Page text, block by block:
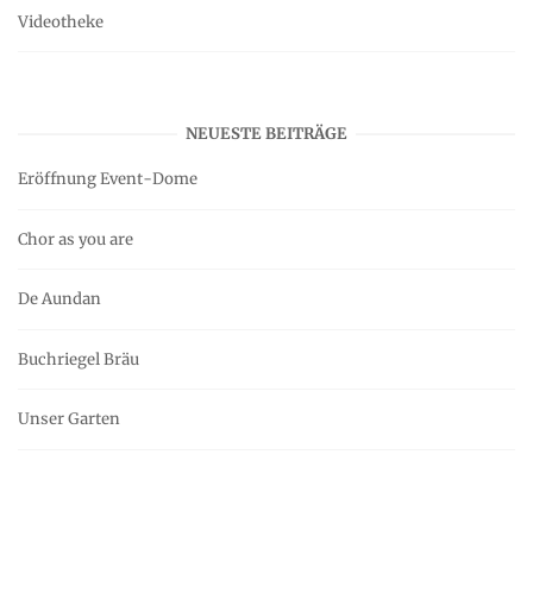
Videotheke
NEUESTE BEITRÄGE
Eröffnung Event-Dome
Chor as you are
De Aundan
Buchriegel Bräu
Unser Garten